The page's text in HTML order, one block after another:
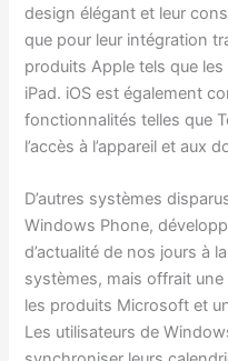
design élégant et leur
que pour leur intégration
produits Apple tels que
iPad. iOS est également
fonctionnalités telles que
l’accès à l’appareil et aux
D’autres systèmes
Windows Phone,
d’actualité de nos jours à
systèmes, mais offrait
les produits Microsoft et
Les utilisateurs de